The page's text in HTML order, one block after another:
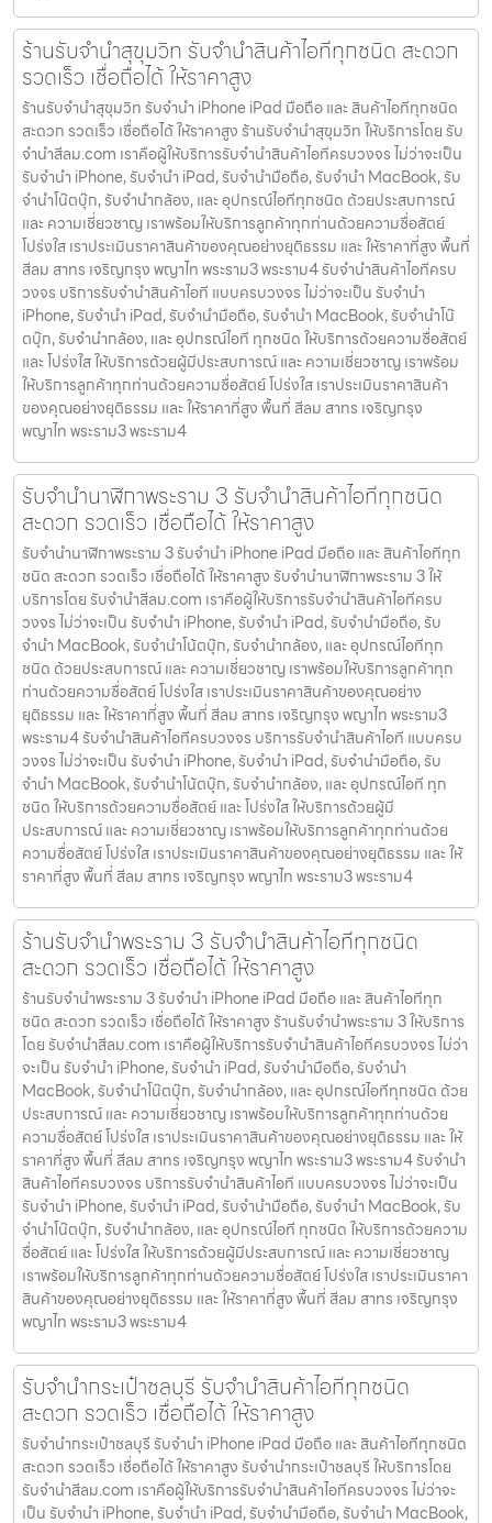
ร้านรับจำนำสุขุมวิท รับจำนำสินค้าไอทีทุกชนิด สะดวก
รวดเร็ว เชื่อถือได้ ให้ราคาสูง
ร้านรับจำนำสุขุมวิท รับจำนำ iPhone iPad มือถือ และ สินค้าไอทีทุกชนิด
สะดวก รวดเร็ว เชื่อถือได้ ให้ราคาสูง ร้านรับจำนำสุขุมวิท ให้บริการโดย รับ
จํานําสีลม.com เราคือผู้ให้บริการรับจำนำสินค้าไอทีครบวงจร ไม่ว่าจะเป็น
รับจำนำ iPhone, รับจำนำ iPad, รับจำนำมือถือ, รับจำนำ MacBook, รับ
จำนำโน๊ตบุ๊ก, รับจำนำกล้อง, และ อุปกรณ์ไอทีทุกชนิด ด้วยประสบการณ์
และ ความเชี่ยวชาญ เราพร้อมให้บริการลูกค้าทุกท่านด้วยความซื่อสัตย์
โปร่งใส เราประเมินราคาสินค้าของคุณอย่างยุติธรรม และ ให้ราคาที่สูง พื้นที่
สีลม สาทร เจริญกรุง พญาไท พระราม3 พระราม4 รับจำนำสินค้าไอทีครบ
วงจร บริการรับจำนำสินค้าไอที แบบครบวงจร ไม่ว่าจะเป็น รับจำนำ
iPhone, รับจำนำ iPad, รับจำนำมือถือ, รับจำนำ MacBook, รับจำนำโน๊
ตบุ๊ก, รับจำนำกล้อง, และ อุปกรณ์ไอที ทุกชนิด ให้บริการด้วยความซื่อสัตย์
และ โปร่งใส ให้บริการด้วยผู้มีประสบการณ์ และ ความเชี่ยวชาญ เราพร้อม
ให้บริการลูกค้าทุกท่านด้วยความซื่อสัตย์ โปร่งใส เราประเมินราคาสินค้า
ของคุณอย่างยุติธรรม และ ให้ราคาที่สูง พื้นที่ สีลม สาทร เจริญกรุง
พญาไท พระราม3 พระราม4
รับจำนำนาฬิกาพระราม 3 รับจำนำสินค้าไอทีทุกชนิด
สะดวก รวดเร็ว เชื่อถือได้ ให้ราคาสูง
รับจำนำนาฬิกาพระราม 3 รับจำนำ iPhone iPad มือถือ และ สินค้าไอทีทุก
ชนิด สะดวก รวดเร็ว เชื่อถือได้ ให้ราคาสูง รับจำนำนาฬิกาพระราม 3 ให้
บริการโดย รับจํานําสีลม.com เราคือผู้ให้บริการรับจำนำสินค้าไอทีครบ
วงจร ไม่ว่าจะเป็น รับจำนำ iPhone, รับจำนำ iPad, รับจำนำมือถือ, รับ
จำนำ MacBook, รับจำนำโน้ตบุ๊ก, รับจำนำกล้อง, และ อุปกรณ์ไอทีทุก
ชนิด ด้วยประสบการณ์ และ ความเชี่ยวชาญ เราพร้อมให้บริการลูกค้าทุก
ท่านด้วยความซื่อสัตย์ โปร่งใส เราประเมินราคาสินค้าของคุณอย่าง
ยุติธรรม และ ให้ราคาที่สูง พื้นที่ สีลม สาทร เจริญกรุง พญาไท พระราม3
พระราม4 รับจำนำสินค้าไอทีครบวงจร บริการรับจำนำสินค้าไอที แบบครบ
วงจร ไม่ว่าจะเป็น รับจำนำ iPhone, รับจำนำ iPad, รับจำนำมือถือ, รับ
จำนำ MacBook, รับจำนำโน้ตบุ๊ก, รับจำนำกล้อง, และ อุปกรณ์ไอที ทุก
ชนิด ให้บริการด้วยความซื่อสัตย์ และ โปร่งใส ให้บริการด้วยผู้มี
ประสบการณ์ และ ความเชี่ยวชาญ เราพร้อมให้บริการลูกค้าทุกท่านด้วย
ความซื่อสัตย์ โปร่งใส เราประเมินราคาสินค้าของคุณอย่างยุติธรรม และ ให้
ราคาที่สูง พื้นที่ สีลม สาทร เจริญกรุง พญาไท พระราม3 พระราม4
ร้านรับจำนำพระราม 3 รับจำนำสินค้าไอทีทุกชนิด
สะดวก รวดเร็ว เชื่อถือได้ ให้ราคาสูง
ร้านรับจำนำพระราม 3 รับจำนำ iPhone iPad มือถือ และ สินค้าไอทีทุก
ชนิด สะดวก รวดเร็ว เชื่อถือได้ ให้ราคาสูง ร้านรับจำนำพระราม 3 ให้บริการ
โดย รับจํานําสีลม.com เราคือผู้ให้บริการรับจำนำสินค้าไอทีครบวงจร ไม่ว่า
จะเป็น รับจำนำ iPhone, รับจำนำ iPad, รับจำนำมือถือ, รับจำนำ
MacBook, รับจำนำโน๊ตบุ๊ก, รับจำนำกล้อง, และ อุปกรณ์ไอทีทุกชนิด ด้วย
ประสบการณ์ และ ความเชี่ยวชาญ เราพร้อมให้บริการลูกค้าทุกท่านด้วย
ความซื่อสัตย์ โปร่งใส เราประเมินราคาสินค้าของคุณอย่างยุติธรรม และ ให้
ราคาที่สูง พื้นที่ สีลม สาทร เจริญกรุง พญาไท พระราม3 พระราม4 รับจำนำ
สินค้าไอทีครบวงจร บริการรับจำนำสินค้าไอที แบบครบวงจร ไม่ว่าจะเป็น
รับจำนำ iPhone, รับจำนำ iPad, รับจำนำมือถือ, รับจำนำ MacBook, รับ
จำนำโน๊ตบุ๊ก, รับจำนำกล้อง, และ อุปกรณ์ไอที ทุกชนิด ให้บริการด้วยความ
ซื่อสัตย์ และ โปร่งใส ให้บริการด้วยผู้มีประสบการณ์ และ ความเชี่ยวชาญ
เราพร้อมให้บริการลูกค้าทุกท่านด้วยความซื่อสัตย์ โปร่งใส เราประเมินราคา
สินค้าของคุณอย่างยุติธรรม และ ให้ราคาที่สูง พื้นที่ สีลม สาทร เจริญกรุง
พญาไท พระราม3 พระราม4
รับจำนำกระเป๋าชลบุรี รับจำนำสินค้าไอทีทุกชนิด
สะดวก รวดเร็ว เชื่อถือได้ ให้ราคาสูง
รับจำนำกระเป๋าชลบุรี รับจำนำ iPhone iPad มือถือ และ สินค้าไอทีทุกชนิด
สะดวก รวดเร็ว เชื่อถือได้ ให้ราคาสูง รับจำนำกระเป๋าชลบุรี ให้บริการโดย
รับจํานําสีลม.com เราคือผู้ให้บริการรับจำนำสินค้าไอทีครบวงจร ไม่ว่าจะ
เป็น รับจำนำ iPhone, รับจำนำ iPad, รับจำนำมือถือ, รับจำนำ MacBook,